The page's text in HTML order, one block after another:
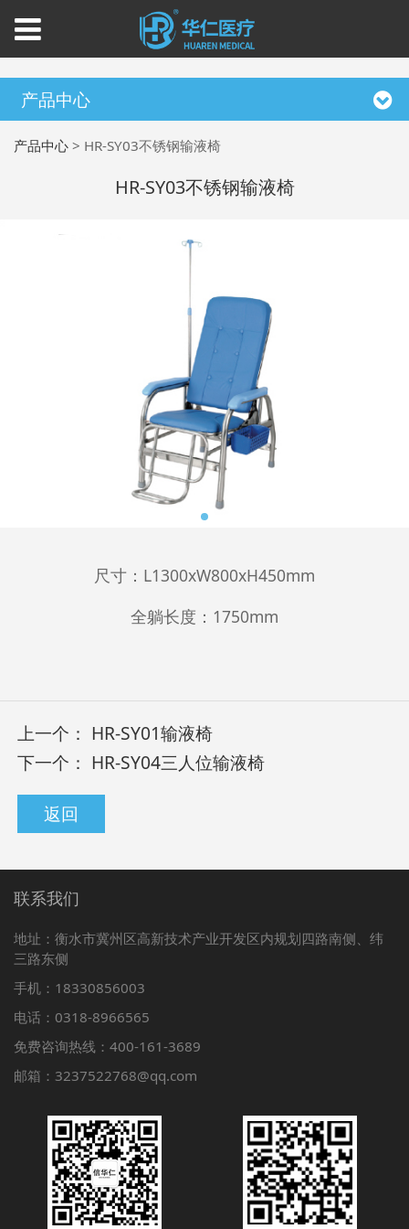
产品中心
产品中心 > HR-SY03不锈钢输液椅
HR-SY03不锈钢输液椅
尺寸：L1300xW800xH450mm
全躺长度：1750mm
上一个： HR-SY01输液椅
下一个： HR-SY04三人位输液椅
返回
联系我们
地址：衡水市冀州区高新技术产业开发区内规划四路南侧、纬
三路东侧
手机：18330856003
电话：0318-8966565
免费咨询热线：400-161-3689
邮箱：3237522768@qq.com